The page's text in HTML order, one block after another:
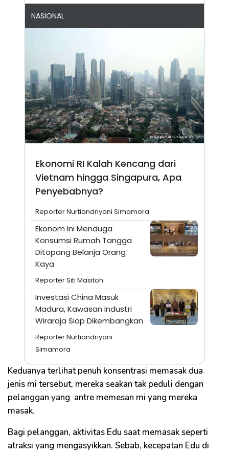
NASIONAL
Ekonomi RI Kalah Kencang dari
Vietnam hingga Singapura, Apa
Penyebabnya?
Reporter Nurtiandriyani Simamora
Ekonom Ini Menduga
Konsumsi Rumah Tangga
Ditopang Belanja Orang
Kaya
Reporter Siti Masitoh
Investasi China Masuk
Madura, Kawasan Industri
Wiraraja Siap Dikembangkan
Reporter Nurtiandriyani
Simamora
Keduanya terlihat penuh konsentrasi memasak dua
jenis mi tersebut, mereka seakan tak peduli dengan
pelanggan yang antre memesan mi yang mereka
masak.
Bagi pelanggan, aktivitas Edu saat memasak seperti
atraksi yang mengasyikkan. Sebab, kecepatan Edu di